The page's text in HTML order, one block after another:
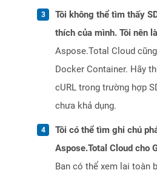
Tôi không thể tìm thấy
thích của mình. Tôi nên
Aspose.Total Cloud
Docker Container. Hãy
cURL trong trường hợp
chưa khả dụng.
Tôi có thể tìm ghi chú
Aspose.Total Cloud cho
Bạn có thể xem lại toàn